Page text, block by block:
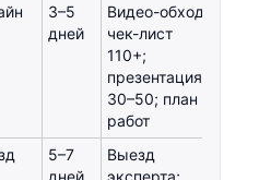
3–5
дней
Видео-обход;
чек-лист
110+;
презентация
30–50; план
работ
5–7
дней
Выезд
эксперта;